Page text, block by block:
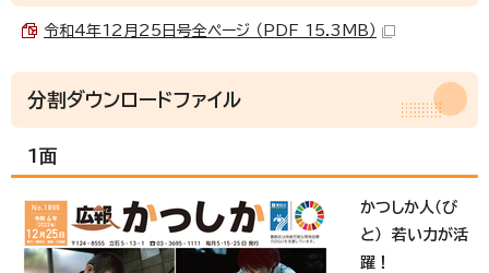
令和4年12月25日号全ページ （PDF 15.3MB）
分割ダウンロードファイル
1面
かつしか人（び
と） 若い力が活
躍！